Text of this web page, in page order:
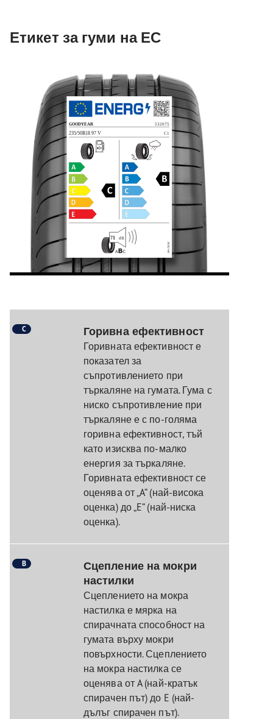
Етикет за гуми на ЕС
C Горивна ефективност
Горивната ефективност е
показател за
съпротивлението при
търкаляне на гумата. Гума с
ниско съпротивление при
търкаляне е с по-голяма
горивна ефективност, тъй
като изисква по-малко
енергия за търкаляне.
Горивната ефективност се
оценява от „A“ (най-висока
оценка) до „E“ (най-ниска
оценка).
B
Сцепление на мокри
настилки
Сцеплението на мокра
настилка е мярка на
спирачната способност на
гумата върху мокри
повърхности. Сцеплението
на мокра настилка се
оценява от A (най-кратък
спирачен път) до E (най-
дълъг спирачен път).